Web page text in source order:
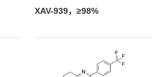
XAV-939，≥98%